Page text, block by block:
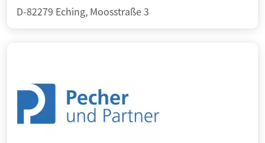
D-82279 Eching, Moosstraße 3